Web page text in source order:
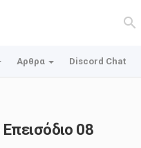
Αρθρα Discord Chat
08